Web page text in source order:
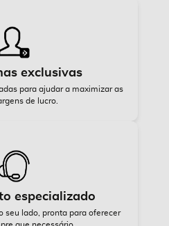
exclusivas
para ajudar a maximizar as
de lucro.
especializado
seu lado, pronta para oferecer